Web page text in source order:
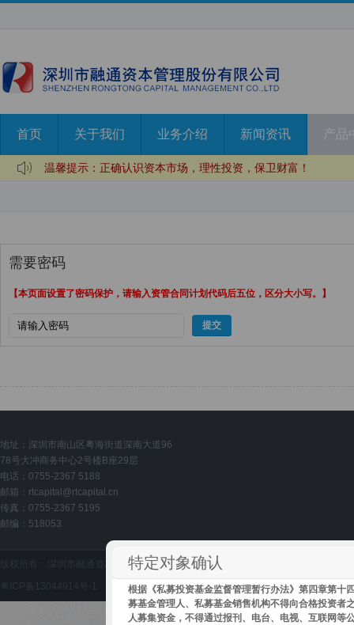
首页 关于我们 业务介绍 新闻资讯 产品
温馨提示：正确认识资本市场，理性投资，保卫财富！
需要密码
【本页面设置了密码保护，请输入资管合同计划代码后五位，区分大小写。】
提交
地址：深圳市南山区粤海街道深南大道96
78号大冲商务中心2号楼B座29层
电话：0755-2367 5188
邮箱： rtcapital@rtcapital.cn
传真：0755-2367 5195
邮编：518053
版权所有：深圳市融通资本管理股份有限公司 Copyright © 2015 www.rtcapital.cn
粤ICP备13044914号-1
特定对象确认
根据《私募投资基金监督管理暂行办法》第四章第十
募基金管理人、私募基金销售机构不得向合格投资者
人募集资金，不得通过报刊、电台、电视、互联网等